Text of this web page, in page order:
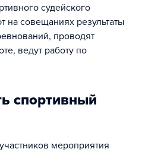
судейского
на совещаниях результаты
проводят
ведут работу по
спортивный
мероприятия